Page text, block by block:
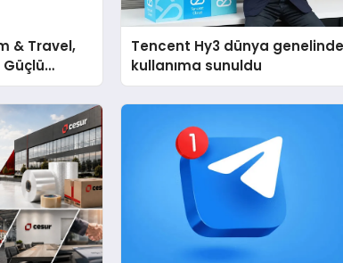
& Travel,
Fark
Tencent Hy3 dünya
kullanıma sunuldu